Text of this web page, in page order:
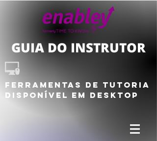
GUIA DO INSTRUTOR
Ferramentas de tutoria
Disponível em DESKTOP